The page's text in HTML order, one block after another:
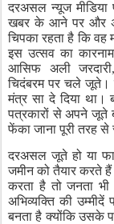
दरअसल न्यूज मीडिया
खबर के आने पर और
चिपका रहता है कि वह
इस उत्सव का
आसिफ
अली जरदारी
चिदंबरम पर चले जूते।
मंत्र सा दे दिया था।
पत्रकारों से अपने जूते
फेंका जाना पूरी तरह से
दरअसल जूते हो या
जमीन को तैयार करते
करता है तो जनता भी
अभिव्यक्ति की उम्मीदें
बनता है क्योंकि उसके